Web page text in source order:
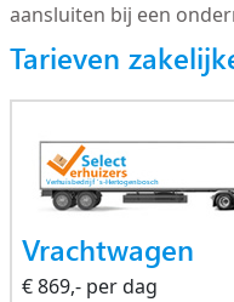
aansluiten bij een
Tarieven
Vrachtwagen
€ 869,- per dag